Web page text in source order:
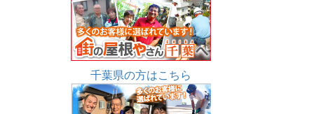
千葉県の方はこちら